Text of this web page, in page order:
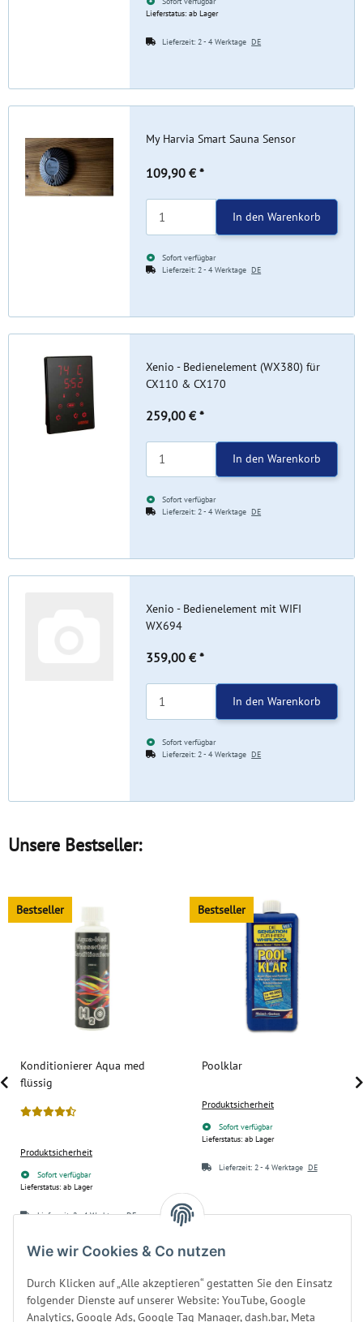
Wie wir Cookies & Co nutzen
Durch Klicken auf „Alle akzeptieren“ gestatten Sie den Einsatz
folgender Dienste auf unserer Website: YouTube, Google
Analytics, Google Ads, Google Tag Manager, dash.bar, Meta
Lieferstatus: ab Lager
Lieferzeit:2 - 4 WerktageDE
My Harvia Smart Sauna Sensor
109,90 € *
In den Warenkorb
Sofort verfügbar
Lieferzeit: 2 - 4 WerktageDE
Xenio - Bedienelement (WX380) für
CX110 & CX170
259,00 € *
In den Warenkorb
Sofort verfügbar
Lieferzeit:2 - 4 WerktageDE
Xenio - Bedienelement mit WIFI
WX694
359,00 € *
In den Warenkorb
Sofort verfügbar
Lieferzeit: 2 - 4 WerktageDE
Unsere Bestseller:
Bestseller
Konditionierer Aqua med
flüssig
Produktsicherheit
Sofort verfügbar
Lieferstatus: ab Lager
Lieferzeit:2 - 4 WerktageDE
9,90 €*
Bestseller
Poolklar
Produktsicherheit
Sofort verfügbar
Lieferstatus: ab Lager
Lieferzeit: 2 - 4 Werktage DE
24,90 €